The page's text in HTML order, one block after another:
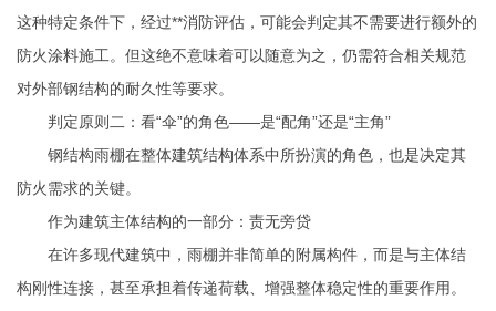
这种特定条件下，经过**消防评估，可能会判定其不需要进行额外的
防火涂料施工。但这绝不意味着可以随意为之，仍需符合相关规范
对外部钢结构的耐久性等要求。
判定原则二：看“伞”的角色——是“配角”还是“主角”
钢结构雨棚在整体建筑结构体系中所扮演的角色，也是决定其
防火需求的关键。
作为建筑主体结构的一部分：责无旁贷
在许多现代建筑中，雨棚并非简单的附属构件，而是与主体结
构刚性连接，甚至承担着传递荷载、增强整体稳定性的重要作用。